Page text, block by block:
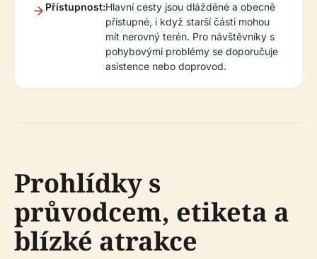
Přístupnost:Hlavní cesty jsou dlážděné a obecně
přístupné, i když starší části mohou
mít nerovný terén. Pro návštěvníky s
pohybovými problémy se doporučuje
asistence nebo doprovod.
Prohlídky s
průvodcem, etiketa a
blízké atrakce